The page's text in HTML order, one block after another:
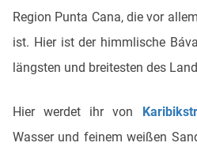
Region Punta Cana, die vor
ist. Hier ist der himmlische
längsten und breitesten des
Hier werdet ihr von
Wasser und feinem weißen